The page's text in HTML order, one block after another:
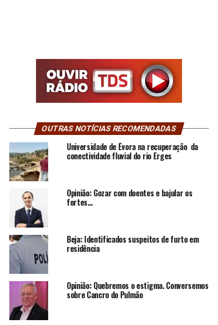
OUTRAS NOTÍCIAS RECOMENDADAS
Universidade de Évora na recuperação da
conectividade fluvial do rio Erges
Opinião: Gozar com doentes e bajular os
fortes…
Beja: Identificados suspeitos de furto em
residência
Opinião: Quebremos o estigma. Conversemos
sobre Cancro do Pulmão